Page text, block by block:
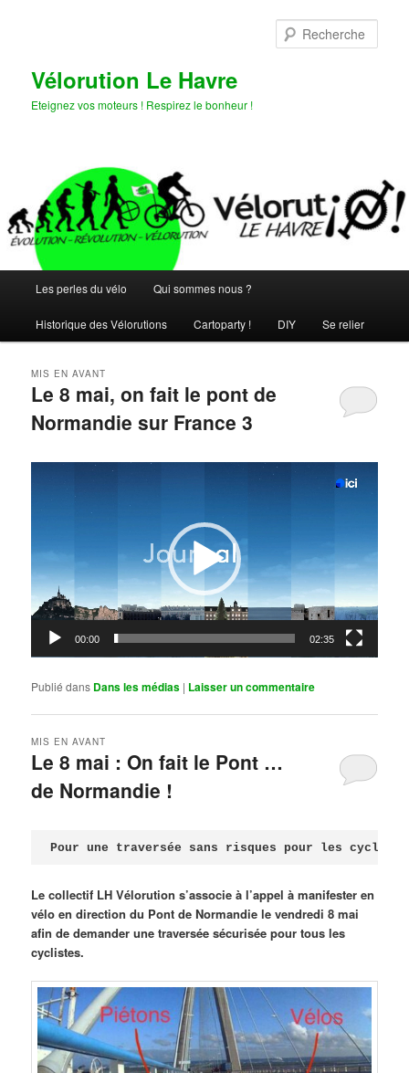
Vélorution Le Havre
Eteignez vos moteurs ! Respirez le bonheur !
principal
Les perles du vélo Qui sommes nous ?
Historique des Vélorutions Cartoparty ! DIY Se relier
Le 8 mai, on fait le pont de
Normandie sur France 3
MIS EN AVANT
00:00 02:35
Publié dans Dans les médias | Laisser un commentaire
Le 8 mai : On fait le Pont …
de Normandie !
MIS EN AVANT
Pour une traversée sans risques pour les
Le collectif LH Vélorution s’associe à l’appel à manifester en
vélo en direction du Pont de Normandie le vendredi 8 mai
afin de demander une traversée sécurisée pour tous les
cyclistes.